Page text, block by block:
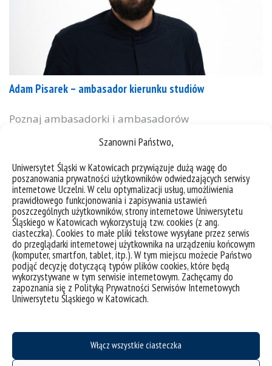
Szanowni Państwo,
Uniwersytet Śląski w Katowicach przywiązuje dużą wagę do
poszanowania prywatności użytkowników odwiedzających serwisy
internetowe Uczelni. W celu optymalizacji usług, umożliwienia
prawidłowego funkcjonowania i zapisywania ustawień
poszczególnych użytkowników, strony internetowe Uniwersytetu
Śląskiego w Katowicach wykorzystują tzw. cookies (z ang.
ciasteczka). Cookies to małe pliki tekstowe wysyłane przez serwis
do przeglądarki internetowej użytkownika na urządzeniu końcowym
(komputer, smartfon, tablet, itp.). W tym miejscu możecie Państwo
podjąć decyzję dotyczącą typów plików cookies, które będą
wykorzystywane w tym serwisie internetowym. Zachęcamy do
zapoznania się z Polityką Prywatności Serwisów Internetowych
Uniwersytetu Śląskiego w Katowicach.
Włącz wszystkie ciasteczka
Adam Pisarek – ambasador kierunku studiów
Poznaj ambasadorki i ambasadorów
kierunków: historia sztuki kulturoznawstwo kultury
mediów Kurator edukacyjnej wystawy stałej w
Muzeum Śląskim pt. „Na tropie Tomka”. Działając z
grupą Niebotyki, przyczynił się do powstania
albumu edukacyjnego „Drapacz chmur i inne
wynalazki”. Fot. Małgorzata Dymowska, mat.
Uniwersytetu Śląskiego w Katowicach Poznaj
ambasadora Doktor nauk humanistycznych,
kulturoznawca....
kategorie:historia sztuki kulturoznawstwo kultury mediów